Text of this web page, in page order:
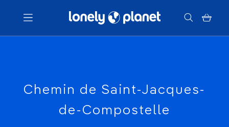
Menu
Votre recherche
Chemin de Saint-Jacques-
de-Compostelle